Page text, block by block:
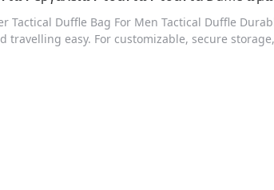
Tactical Duffle Bag For Men Tactical Duffle
travelling easy. For customizable, secure